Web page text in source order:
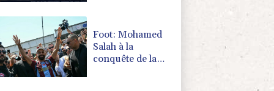
Foot: Mohamed
Salah à la
conquête de la